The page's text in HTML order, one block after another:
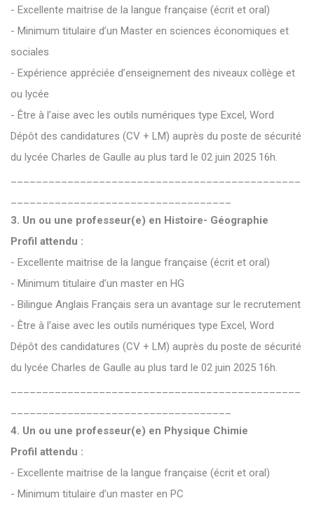
- Excellente maitrise de la langue française (écrit et oral)
- Minimum titulaire d’un Master en sciences économiques et
sociales
- Expérience appréciée d’enseignement des niveaux collège et
ou lycée
- Être à l’aise avec les outils numériques type Excel, Word
Dépôt des candidatures (CV + LM) auprès du poste de sécurité
du lycée Charles de Gaulle au plus tard le 02 juin 2025 16h.
3. Un ou une professeur(e) en Histoire- Géographie
Profil attendu :
- Excellente maitrise de la langue française (écrit et oral)
- Minimum titulaire d’un master en HG
- Bilingue Anglais Français sera un avantage sur le recrutement
- Être à l’aise avec les outils numériques type Excel, Word
Dépôt des candidatures (CV + LM) auprès du poste de sécurité
du lycée Charles de Gaulle au plus tard le 02 juin 2025 16h.
4. Un ou une professeur(e) en Physique Chimie
Profil attendu :
- Excellente maitrise de la langue française (écrit et oral)
- Minimum titulaire d’un master en PC